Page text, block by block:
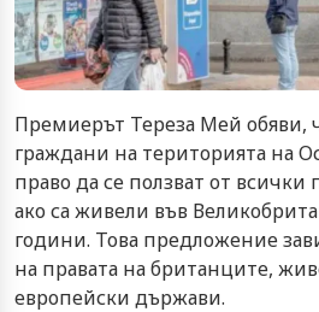
Премиерът Тереза Мей обяви,
граждани на територията на
право да се ползват от всички
ако са живели във
години. Това предложение
на правата на британците,
европейски държави.